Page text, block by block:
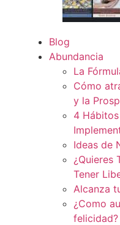
Blog
Abundancia
La
Cómo
y la
4
Ideas de
¿Quieres
Tener
Alcanza
¿Como
felicidad?